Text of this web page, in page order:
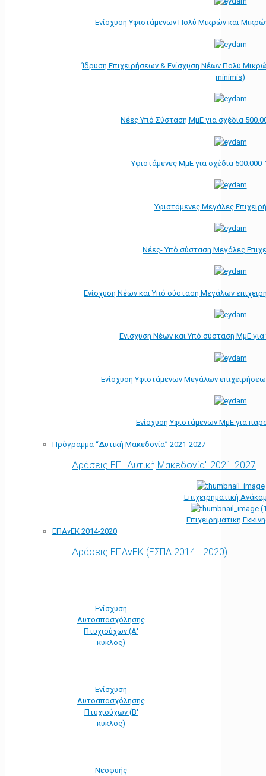
Ενίσχυση Υφιστάμενων Πολύ Μικρών και
Ίδρυση Επιχειρήσεων & Ενίσχυση Νέων Πολύ
minimis)
Νέες Υπό Σύσταση ΜμΕ για σχέδια
Υφιστάμενες ΜμΕ για σχέδια
Υφιστάμενες Μεγάλες
Νέες- Υπό σύσταση Μεγάλες
Ενίσχυση Νέων και Υπό σύσταση Μεγάλων
Ενίσχυση Νέων και Υπό σύσταση ΜμΕ
Ενίσχυση Υφιστάμενων Μεγάλων
Ενίσχυση Υφιστάμενων ΜμΕ για
Πρόγραμμα “Δυτική Μακεδονία” 2021-2027
Δράσεις ΕΠ "Δυτική Μακεδονία" 2021-2027
Επιχειρηματική
Επιχειρηματική
ΕΠΑνΕΚ 2014-2020
Δράσεις ΕΠΑνΕΚ (ΕΣΠΑ 2014 - 2020)
Ενίσχυση
Αυτοαπασχόλησης
Πτυχιούχων (Α'
κύκλος)
Ενίσχυση
Αυτοαπασχόλησης
Πτυχιούχων (Β'
κύκλος)
Νεοφυής